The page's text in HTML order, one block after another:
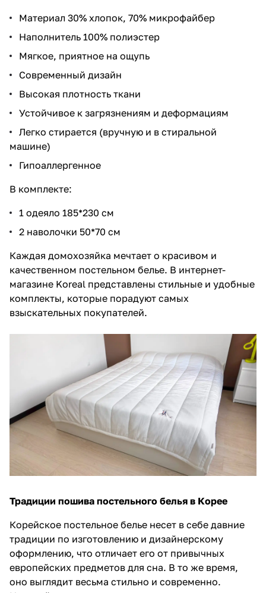
Материал 30% хлопок, 70% микрофайбер
Наполнитель 100% полиэстер
Мягкое, приятное на ощупь
Современный дизайн
Высокая плотность ткани
Устойчивое к загрязнениям и деформациям
Легко стирается (вручную и в стиральной
машине)
Гипоаллергенное
В комплекте:
1 одеяло 185*230 см
2 наволочки 50*70 см
Каждая домохозяйка мечтает о красивом и
качественном постельном белье. В интернет-
магазине Koreal представлены стильные и удобные
комплекты, которые порадуют самых
взыскательных покупателей.
Традиции пошива постельного белья в Корее
Корейское постельное белье несет в себе давние
традиции по изготовлению и дизайнерскому
оформлению, что отличает его от привычных
европейских предметов для сна. В то же время,
оно выглядит весьма стильно и современно.